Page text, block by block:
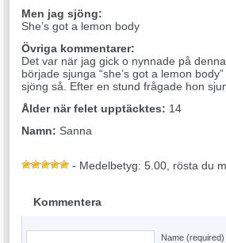
Men jag sjöng:
She’s got a lemon body
Övriga kommentarer:
Det var när jag gick o nynnade på
började sjunga “she’s got a lemon
sjöng så. Efter en stund frågade hon
Ålder när felet upptäcktes: 14
Namn: Sanna
- Medelbetyg: 5.00, rösta du
Kommentera
Name (required)